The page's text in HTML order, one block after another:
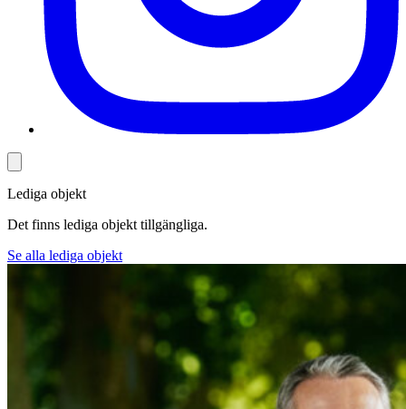
Lediga objekt
Det finns lediga objekt tillgängliga.
Se alla lediga objekt